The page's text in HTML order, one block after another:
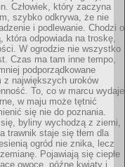
Człowiek, który zaczyna
szybko odkrywa, że nie
i podlewanie. Chodzi o
która odpowiada na troskę,
W ogrodzie nie wszystko
Czas ma tam inne tempo,
podporządkowane
z największych uroków
To, co w marcu wydaje
w maju może tętnić
się nie do poznania.
byliny wychodzą z ziemi,
trawnik staje się tłem dla
ogród nie znika, lecz
Pojawiają się ciepłe
owoce, późne kwiaty i